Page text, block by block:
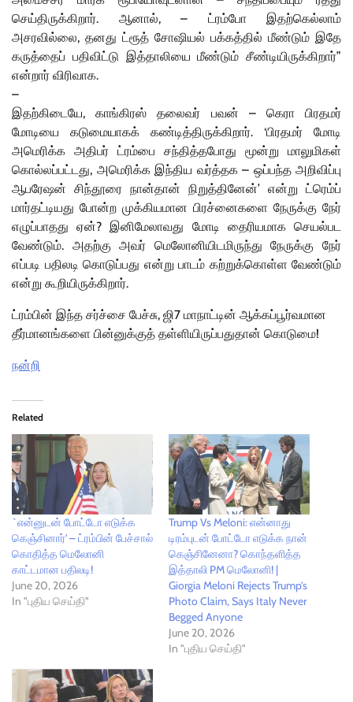
செய்திருக்கிறார். ஆனால், – ட்ரம்போ இதற்கெல்லாம்
அசரவில்லை, தனது ட்ரூத் சோஷியல் பக்கத்தில் மீண்டும் இதே
கருத்தைப் பதிவிட்டு இத்தாலியை மீண்டும் சீண்டியிருக்கிறார்”
என்றார் விரிவாக.
–
இதற்கிடையே, காங்கிரஸ் தலைவர் பவன் – கெரா பிரதமர்
மோடியை கடுமையாகக் கண்டித்திருக்கிறார். ‘பிரதமர் மோடி
அமெரிக்க அதிபர் ட்ரம்பை சந்தித்தபோது மூன்று மாலுமிகள்
கொல்லப்பட்டது, அமெரிக்க இந்திய வர்த்தக – ஒப்பந்த அறிவிப்பு
ஆபரேஷன் சிந்தூரை நான்தான் நிறுத்தினேன்’ என்று ட்ரெம்ப்
மார்தட்டியது போன்ற முக்கியமான பிரச்னைகளை நேருக்கு நேர்
எழுப்பாதது ஏன்? இனிமேலாவது மோடி தைரியமாக செயல்பட
வேண்டும். அதற்கு அவர் மெலோனியிடமிருந்து நேருக்கு நேர்
எப்படி பதிலடி கொடுப்பது என்று பாடம் கற்றுக்கொள்ள வேண்டும்
என்று கூறியிருக்கிறார்.
ட்ரம்பின் இந்த சர்ச்சை பேச்சு, ஜி7 மாநாட்டின் ஆக்கப்பூர்வமான
தீர்மானங்களை பின்னுக்குத் தள்ளியிருப்பதுதான் கொடுமை!
நன்றி
Related
`என்னுடன் போட்டோ எடுக்க
கெஞ்சினார்' – ட்ரம்பின் பேச்சால்
கொதித்த மெலோனி
காட்டமான பதிலடி!
June 20, 2026
In "புதிய செய்தி"
Trump Vs Meloni: என்னாது
டிரம்புடன் போட்டோ எடுக்க நான்
கெஞ்சினேனா? கொந்தளித்த
இத்தாலி PM மெலோனி! |
Giorgia Meloni Rejects Trump’s
Photo Claim, Says Italy Never
Begged Anyone
June 20, 2026
In "புதிய செய்தி"